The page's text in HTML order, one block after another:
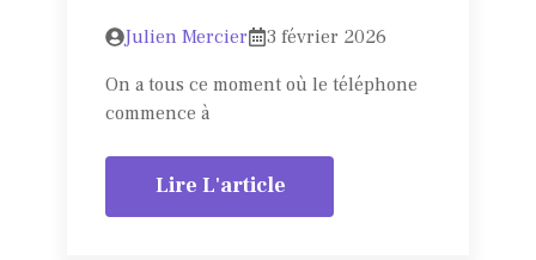
Julien Mercier
3 février 2026
On a tous ce moment où le téléphone
commence à
Lire L'article